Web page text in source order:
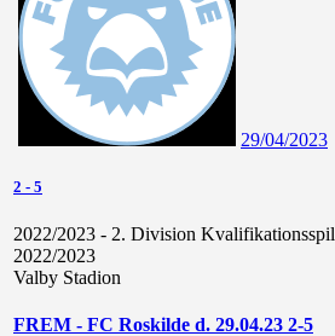
29/04/2023
2 - 5
2022/2023 - 2. Division Kvalifikationsspil
2022/2023
Valby Stadion
FREM - FC Roskilde d. 29.04.23 2-5